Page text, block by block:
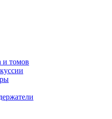
и томов